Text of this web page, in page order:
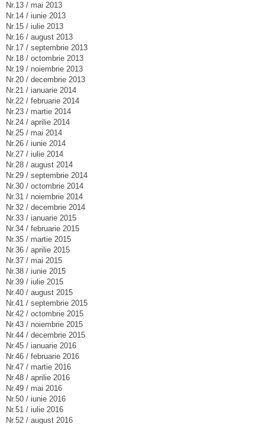
Nr.13 / mai 2013
Nr.14 / iunie 2013
Nr.15 / iulie 2013
Nr.16 / august 2013
Nr.17 / septembrie 2013
Nr.18 / octombrie 2013
Nr.19 / noiembrie 2013
Nr.20 / decembrie 2013
Nr.21 / ianuarie 2014
Nr.22 / februarie 2014
Nr.23 / martie 2014
Nr.24 / aprilie 2014
Nr.25 / mai 2014
Nr.26 / iunie 2014
Nr.27 / iulie 2014
Nr.28 / august 2014
Nr.29 / septembrie 2014
Nr.30 / octombrie 2014
Nr.31 / noiembrie 2014
Nr.32 / decembrie 2014
Nr.33 / ianuarie 2015
Nr.34 / februarie 2015
Nr.35 / martie 2015
Nr.36 / aprilie 2015
Nr.37 / mai 2015
Nr.38 / iunie 2015
Nr.39 / iulie 2015
Nr.40 / august 2015
Nr.41 / septembrie 2015
Nr.42 / octombrie 2015
Nr.43 / noiembrie 2015
Nr.44 / decembrie 2015
Nr.45 / ianuarie 2016
Nr.46 / februarie 2016
Nr.47 / martie 2016
Nr.48 / aprilie 2016
Nr.49 / mai 2016
Nr.50 / iunie 2016
Nr.51 / iulie 2016
Nr.52 / august 2016